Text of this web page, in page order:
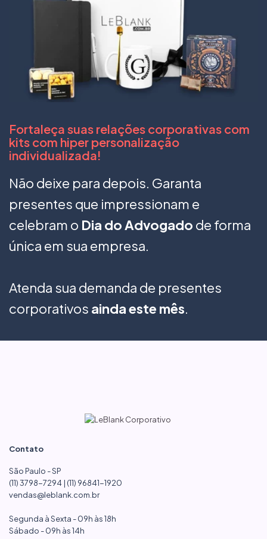
Fortaleça suas relações corporativas com
kits com hiper personalização
individualizada!
Não deixe para depois. Garanta
presentes que impressionam e
celebram o Dia do Advogado de forma
única em sua empresa.
Atenda sua demanda de presentes
corporativos ainda este mês.
Contato
São Paulo - SP
(11) 3798-7294 | (11) 96841-1920
vendas@leblank.com.br
Segunda à Sexta - 09h às 18h
Sábado - 09h às 14h